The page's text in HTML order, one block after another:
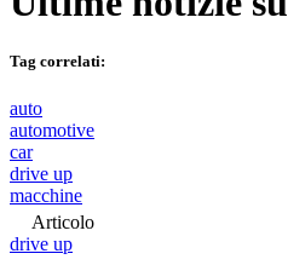
Tag correlati:
auto
automotive
car
drive up
macchine
Articolo
drive up